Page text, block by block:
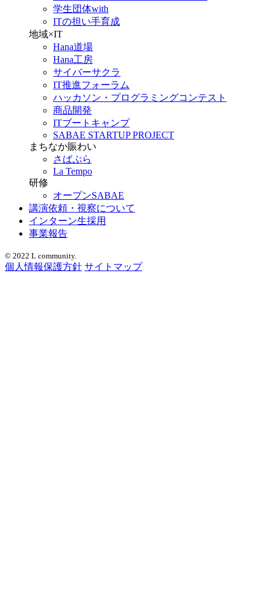
学生団体with
ITの担い手育成
地域×IT
Hana道場
Hana工房
サイバーサクラ
IT推進フォーラム
ハッカソン・プログラミングコンテスト
商品開発
ITブートキャンプ
SABAE STARTUP PROJECT
まちなか賑わい
さばぷら
La Tempo
研修
オープンSABAE
講演依頼・視察について
インターン生採用
事業報告
© 2022 L community.
個人情報保護方針 サイトマップ